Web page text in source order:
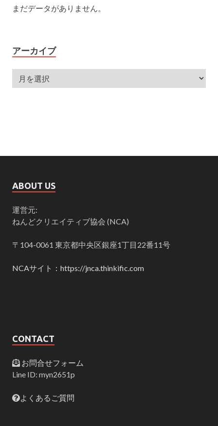
まだデータがありません。
アーカイブ
ABOUT US
運営元:
ねんどクリエイティブ協会 (NCA)
〒104-0061 東京都中央区銀座1丁目22番11号
NCAサイト：https://jnca.thinkific.com
CONTACT
お問合せフォーム
Line ID: myn2651p
よくあるご質問